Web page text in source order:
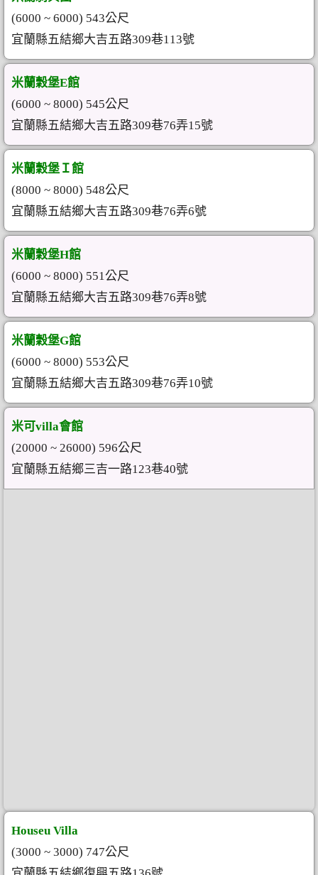
(6000 ~ 6000) 543公尺
宜蘭縣五結鄉大吉五路309巷113號
米蘭穀堡E館
(6000 ~ 8000) 545公尺
宜蘭縣五結鄉大吉五路309巷76弄15號
米蘭穀堡Ｉ館
(8000 ~ 8000) 548公尺
宜蘭縣五結鄉大吉五路309巷76弄6號
米蘭穀堡H館
(6000 ~ 8000) 551公尺
宜蘭縣五結鄉大吉五路309巷76弄8號
米蘭穀堡G館
(6000 ~ 8000) 553公尺
宜蘭縣五結鄉大吉五路309巷76弄10號
米可villa會館
(20000 ~ 26000) 596公尺
宜蘭縣五結鄉三吉一路123巷40號
Houseu Villa
(3000 ~ 3000) 747公尺